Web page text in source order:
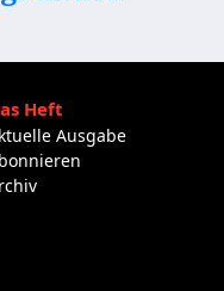
Heft
Ausgabe